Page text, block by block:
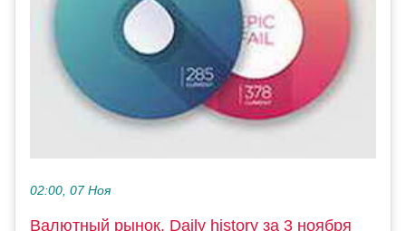
02:00, 07 Ноя
Валютный рынок, Daily history за 3 ноября